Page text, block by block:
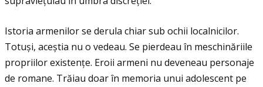
Istoria armenilor se derula chiar sub ochii localnicilor.
Totuși, aceștia nu o vedeau. Se pierdeau în meschinăriile
propriilor existenţe. Eroii armeni nu deveneau personaje
de romane. Trăiau doar în memoria unui adolescent pe